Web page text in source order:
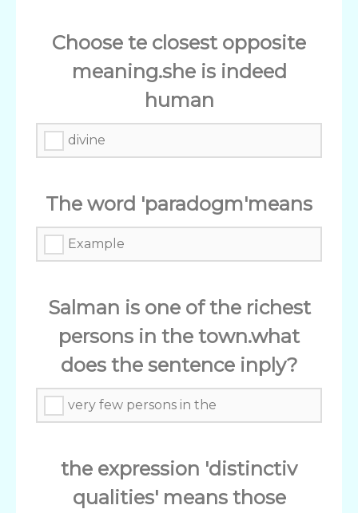
Choose te closest opposite
meaning.she is indeed
human
divine
The word 'paradogm'means
Example
Salman is one of the richest
persons in the town.what
does the sentence inply?
very few persons in the
the expression 'distinctiv
qualities' means those